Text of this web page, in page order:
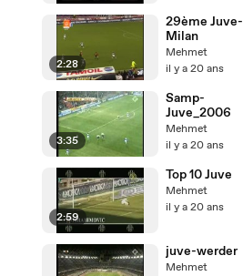
2:28
29ème Juve-
Milan
Mehmet
il y a 20 ans
3:35
Samp-
Juve_2006
Mehmet
il y a 20 ans
2:59
Top 10 Juve
Mehmet
il y a 20 ans
juve-werder
Mehmet